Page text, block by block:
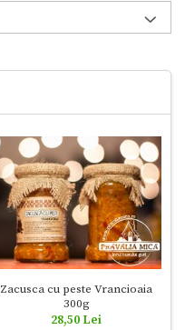
Zacusca cu peste Vrancioaia
300g
28,50 Lei